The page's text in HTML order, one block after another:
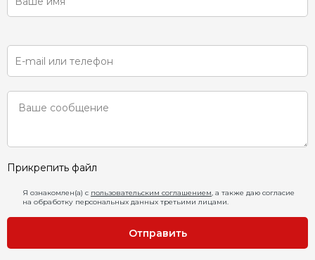
Прикрепить файл
Я ознакомлен(а) с пользовательским соглашением, а также даю согласие
на обработку персональных данных третьими лицами.
Отправить